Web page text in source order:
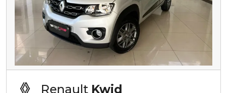
Renault Kwid